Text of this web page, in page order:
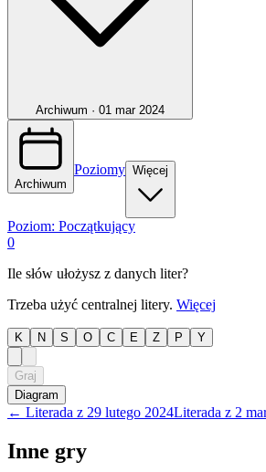
Archiwum · 01 mar 2024
Archiwum
Poziomy Więcej
Poziom: Początkujący
0
Ile słów ułożysz z danych liter?
Trzeba użyć centralnej litery. Więcej
K N S O C E Z P Y
Graj
Diagram
← Literada z 29 lutego 2024Literada z 2
Inne gry